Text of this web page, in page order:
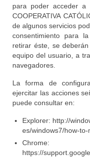
para poder acceder
COOPERATIVA
de algunos servicios
consentimiento para
retirar éste, se
equipo del usuario, a
navegadores.
La forma de
ejercitar las acciones
puede consultar en:
Explorer: http://
es/windows7/how-
Chrome:
https://